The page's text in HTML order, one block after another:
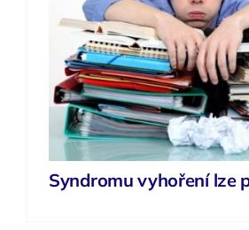
Syndromu vyhoření lze